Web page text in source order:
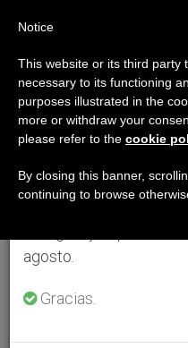
Aviso
Del 27 de julio al 7
anual, aprovechando
se generan menos
agosto.
Gracias.
Notice
This website or its third party
necessary to its functioning
purposes illustrated in the
more or withdraw your
please refer to the cookie
By closing this banner,
continuing to browse